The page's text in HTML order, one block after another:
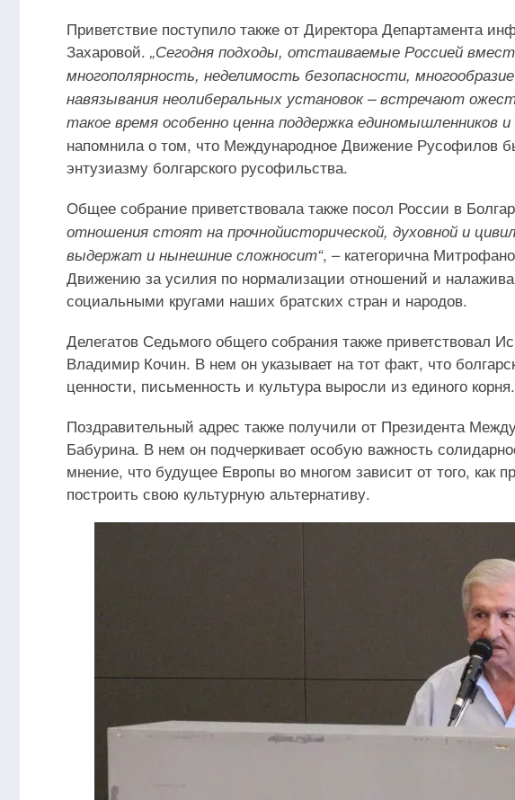
Приветствие поступило также от Директора Департамента
Захаровой. „Сегодня подходы, отстаиваемые Россией
многополярность, неделимость безопасности,
навязывания неолиберальных установок – встречают
такое время особенно ценна поддержка единомышленников и
напомнила о том, что Международное Движение Русофилов
энтузиазму болгарского русофильства.
Общее собрание приветствовала также посол России в
отношения стоят на прочнойисторической, духовной и
выдержат и нынешние сложносит“, – категорична
Движению за усилия по нормализации отношений и
социальными кругами наших братских стран и народов.
Делегатов Седьмого общего собрания также приветствовал
Владимир Кочин. В нем он указывает на тот факт, что
ценности, письменность и культура выросли из единого корня.
Поздравительный адрес также получили от Президента
Бабурина. В нем он подчеркивает особую важность
мнение, что будущее Европы во многом зависит от того, как
построить свою культурную альтернативу.